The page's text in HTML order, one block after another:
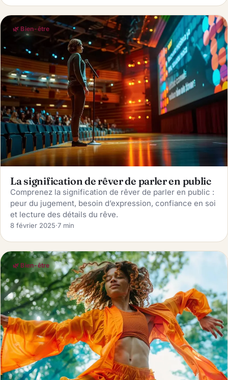
🌿 Bien-être
La signification de rêver de parler en public
Comprenez la signification de rêver de parler en public :
peur du jugement, besoin d’expression, confiance en soi
et lecture des détails du rêve.
8 février 2025·7 min
🌿 Bien-être